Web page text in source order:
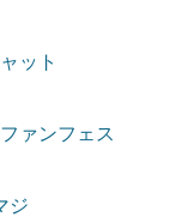
ット
ァンフェス
ジ